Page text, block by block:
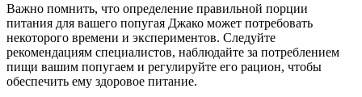
Важно помнить, что определение правильной порции
питания для вашего попугая Джако может потребовать
некоторого времени и экспериментов. Следуйте
рекомендациям специалистов, наблюдайте за потреблением
пищи вашим попугаем и регулируйте его рацион, чтобы
обеспечить ему здоровое питание.